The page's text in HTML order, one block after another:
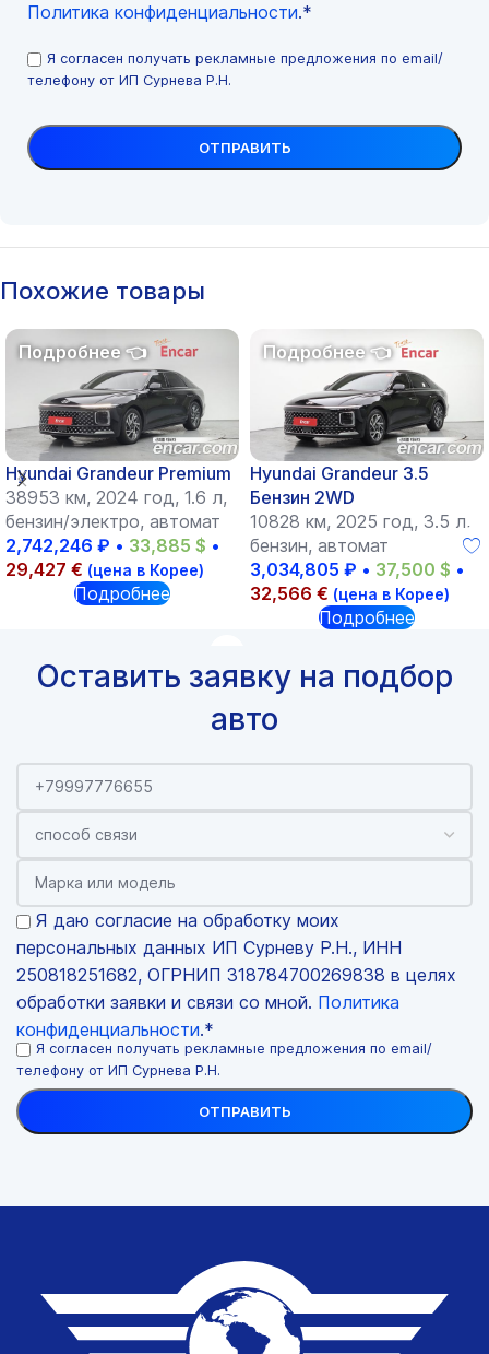
Политика конфиденциальности.*
Я согласен получать рекламные предложения по email/
телефону от ИП Сурнева Р.Н.
Похожие товары
Hyundai Grandeur Premium
38953 км, 2024 год, 1.6 л,
бензин/электро, автомат
2,742,246 ₽ • 33,885 $ •
29,427 € (цена в Корее)
Подробнее
Hyundai Grandeur 3.5
Бензин 2WD
10828 км, 2025 год, 3.5 л,
бензин, автомат
3,034,805 ₽ • 37,500 $ •
32,566 € (цена в Корее)
Подробнее
Оставить заявку на подбор
авто
Я даю согласие на обработку моих
персональных данных ИП Сурневу Р.Н., ИНН
250818251682, ОГРНИП 318784700269838 в целях
обработки заявки и связи со мной. Политика
конфиденциальности.*
Я согласен получать рекламные предложения по email/
телефону от ИП Сурнева Р.Н.